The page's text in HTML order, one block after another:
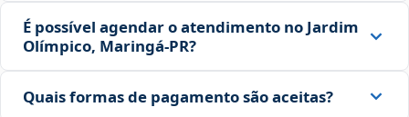
É possível agendar o atendimento no Jardim
Olímpico, Maringá‑PR?
Quais formas de pagamento são aceitas?